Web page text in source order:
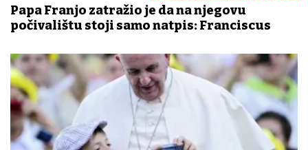
Papa Franjo zatražio je da na njegovu
počivalištu stoji samo natpis: Franciscus